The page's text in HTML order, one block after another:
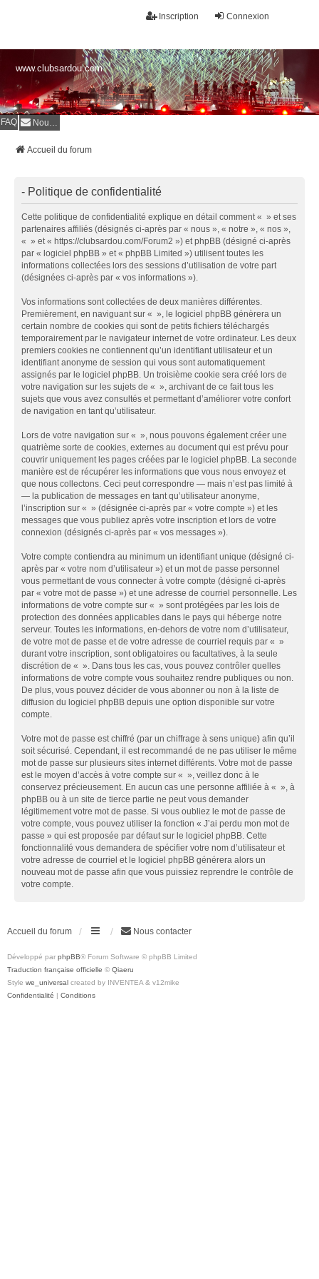
Connexion
Inscription
www.clubsardou.com
FAQ Nous contacter
Accueil du forum
- Politique de confidentialité
Cette politique de confidentialité explique en détail comment « » et ses
partenaires affiliés (désignés ci-après par « nous », « notre », « nos »,
« » et « https://clubsardou.com/Forum2 ») et phpBB (désigné ci-après
par « logiciel phpBB » et « phpBB Limited ») utilisent toutes les
informations collectées lors des sessions d’utilisation de votre part
(désignées ci-après par « vos informations »).
Vos informations sont collectées de deux manières différentes.
Premièrement, en naviguant sur « », le logiciel phpBB génèrera un
certain nombre de cookies qui sont de petits fichiers téléchargés
temporairement par le navigateur internet de votre ordinateur. Les deux
premiers cookies ne contiennent qu’un identifiant utilisateur et un
identifiant anonyme de session qui vous sont automatiquement
assignés par le logiciel phpBB. Un troisième cookie sera créé lors de
votre navigation sur les sujets de « », archivant de ce fait tous les
sujets que vous avez consultés et permettant d’améliorer votre confort
de navigation en tant qu’utilisateur.
Lors de votre navigation sur « », nous pouvons également créer une
quatrième sorte de cookies, externes au document qui est prévu pour
couvrir uniquement les pages créées par le logiciel phpBB. La seconde
manière est de récupérer les informations que vous nous envoyez et
que nous collectons. Ceci peut correspondre — mais n’est pas limité à
— la publication de messages en tant qu’utilisateur anonyme,
l’inscription sur « » (désignée ci-après par « votre compte ») et les
messages que vous publiez après votre inscription et lors de votre
connexion (désignés ci-après par « vos messages »).
Votre compte contiendra au minimum un identifiant unique (désigné ci-
après par « votre nom d’utilisateur ») et un mot de passe personnel
vous permettant de vous connecter à votre compte (désigné ci-après
par « votre mot de passe ») et une adresse de courriel personnelle. Les
informations de votre compte sur « » sont protégées par les lois de
protection des données applicables dans le pays qui héberge notre
serveur. Toutes les informations, en-dehors de votre nom d’utilisateur,
de votre mot de passe et de votre adresse de courriel requis par « »
durant votre inscription, sont obligatoires ou facultatives, à la seule
discrétion de « ». Dans tous les cas, vous pouvez contrôler quelles
informations de votre compte vous souhaitez rendre publiques ou non.
De plus, vous pouvez décider de vous abonner ou non à la liste de
diffusion du logiciel phpBB depuis une option disponible sur votre
compte.
Votre mot de passe est chiffré (par un chiffrage à sens unique) afin qu’il
soit sécurisé. Cependant, il est recommandé de ne pas utiliser le même
mot de passe sur plusieurs sites internet différents. Votre mot de passe
est le moyen d’accès à votre compte sur « », veillez donc à le
conservez précieusement. En aucun cas une personne affiliée à « », à
phpBB ou à un site de tierce partie ne peut vous demander
légitimement votre mot de passe. Si vous oubliez le mot de passe de
votre compte, vous pouvez utiliser la fonction « J’ai perdu mon mot de
passe » qui est proposée par défaut sur le logiciel phpBB. Cette
fonctionnalité vous demandera de spécifier votre nom d’utilisateur et
votre adresse de courriel et le logiciel phpBB générera alors un
nouveau mot de passe afin que vous puissiez reprendre le contrôle de
votre compte.
Accueil du forum Nous contacter
Développé par phpBB® Forum Software © phpBB Limited
Traduction française officielle © Qiaeru
Style we_universal created by INVENTEA & v12mike
Confidentialité | Conditions